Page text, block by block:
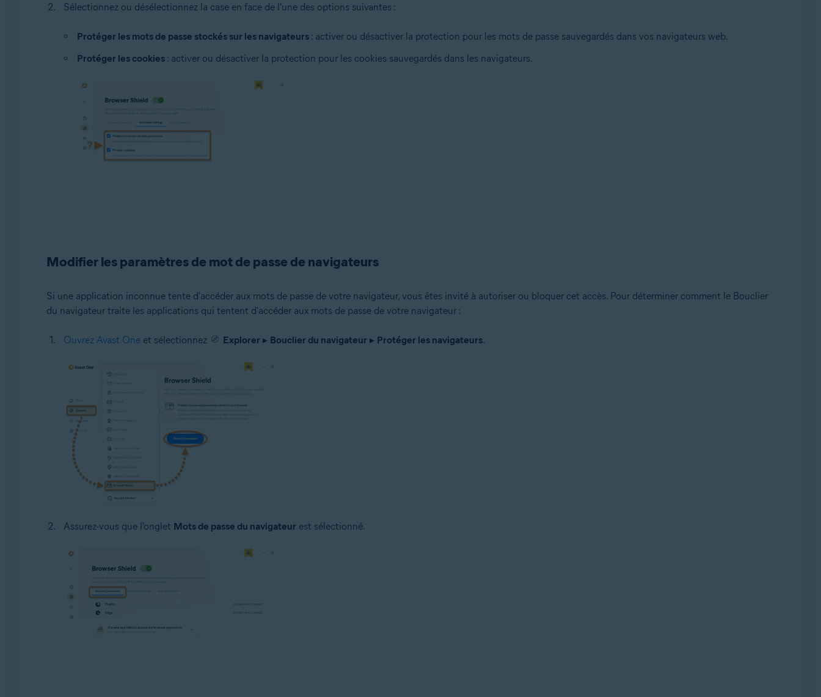
Sélectionnez ou désélectionnez la case en face de l'une des options suivantes :
Protéger les mots de passe stockés sur les navigateurs: activer ou désactiver la protection pour les mots de passe sauvegardés dans vos navigateurs web.
Protéger les cookies: activer ou désactiver la protection pour les cookies sauvegardés dans les navigateurs.
Modifier les paramètres de mot de passe de navigateurs
Si une application inconnue tente d'accéder aux mots de passe de votre navigateur, vous êtes invité à autoriser ou bloquer cet accès. Pour déterminer comment le Bouclier
du navigateur traite les applications qui tentent d'accéder aux mots de passe de votre navigateur :
Ouvrez Avast Oneet sélectionnez Explorer ▸ Bouclier du navigateur ▸ Protéger les navigateurs.
Assurez-vous que l'onglet Mots de passe du navigateur est sélectionné.